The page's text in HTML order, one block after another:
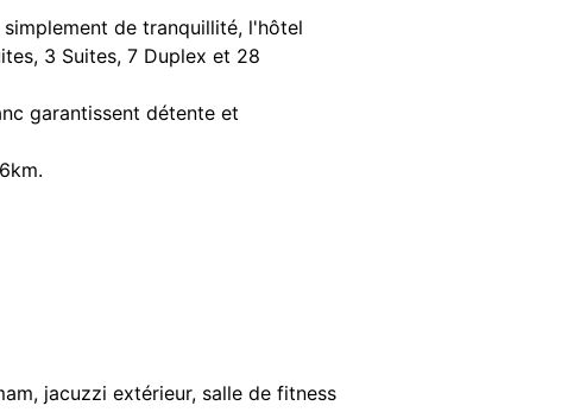
de tranquillité, l'hôtel
3 Suites, 7 Duplex et 28
garantissent détente et
jacuzzi extérieur, salle de fitness